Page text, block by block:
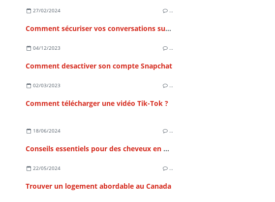
27/02/2024 …
Comment sécuriser vos conversations sur Messenger
04/12/2023 …
Comment desactiver son compte Snapchat
02/03/2023 …
Comment télécharger une vidéo Tik-Tok ?
18/06/2024 …
Conseils essentiels pour des cheveux en pleine santé
22/05/2024 …
Trouver un logement abordable au Canada